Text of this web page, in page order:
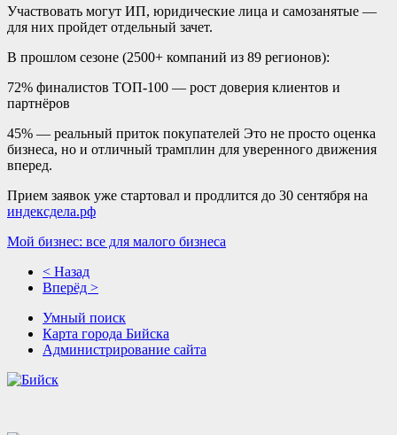
Участвовать могут ИП, юридические лица и самозанятые —
для них пройдет отдельный зачет.
В прошлом сезоне (2500+ компаний из 89 регионов):
72% финалистов ТОП-100 — рост доверия клиентов и
партнёров
45% — реальный приток покупателей Это не просто оценка
бизнеса, но и отличный трамплин для уверенного движения
вперед.
Прием заявок уже стартовал и продлится до 30 сентября на
индексдела.рф
Мой бизнес: все для малого бизнеса
< Назад
Вперёд >
Умный поиск
Карта города Бийска
Администрирование сайта